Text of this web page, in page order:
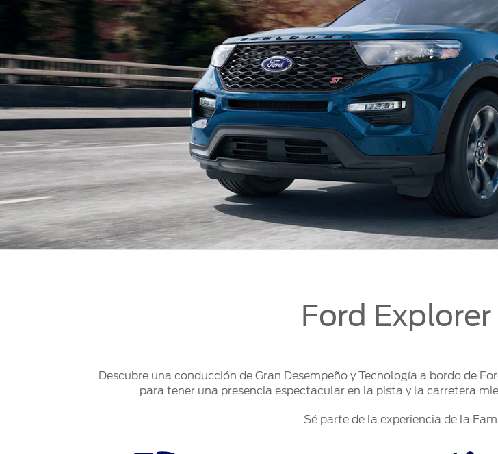
Mi Ford
Mi Ford
Cita de Servicio
Promociones de Servicio
Garantía en Partes
Soporte Técnico
SYNC®
Ford
Descubre una conducción de Gran Desempeño y Tecnología a bordo de
para tener una presencia espectacular en la pista y la carretera
Sé parte de la experiencia de la